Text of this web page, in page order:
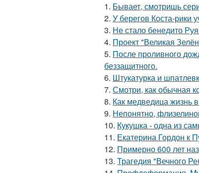
1. Бывает, смотришь
2. У берегов Коста-рики
3. Не стало бенедито
4. Проект "Великая
5. После проливного
беззащитного.
6. Штукатурка и
7. Смотри, как обычная
8. Как медведица жизнь
9. Непонятно,
10. Кукушка - одна из
11. Екатерина Гордон к
12. Примерно 600 лет
13. Трагедия "Вечного